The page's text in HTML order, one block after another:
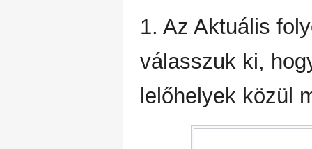
1. Az Aktuális
válasszuk ki,
lelőhelyek közül